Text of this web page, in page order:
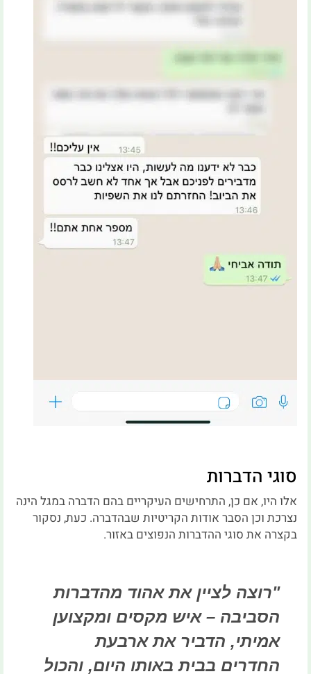
סוגי הדברות
אלו היו, אם כן, התרחישים העיקריים בהם הדברה במגל הינה
נצרכת וכן הסבר אודות הקריטיות שבהדברה. כעת, נסקור
בקצרה את סוגי ההדברות הנפוצים באזור.
"רוצה לציין את אהוד מהדברות
הסביבה – איש מקסים ומקצוען
אמיתי, הדביר את ארבעת
החדרים בבית באותו היום, והכול